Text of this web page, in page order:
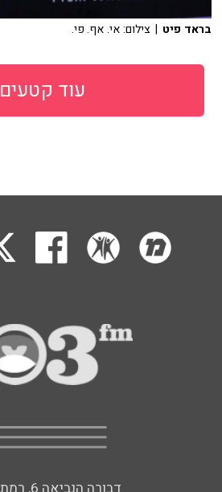
בראד פיט | צילום: אי. אף. פי.
עוד קטעים